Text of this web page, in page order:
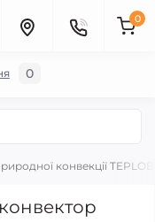
0
конвекції
0